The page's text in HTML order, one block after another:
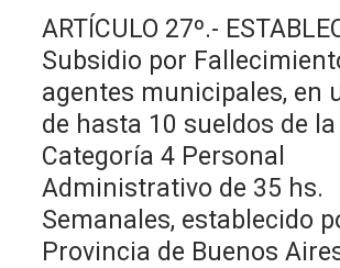
ARTÍCULO 27º.-
Subsidio por
agentes municipales, en
de hasta 10 sueldos de la
Categoría 4 Personal
Administrativo de 35 hs.
Semanales, establecido
Provincia de Buenos